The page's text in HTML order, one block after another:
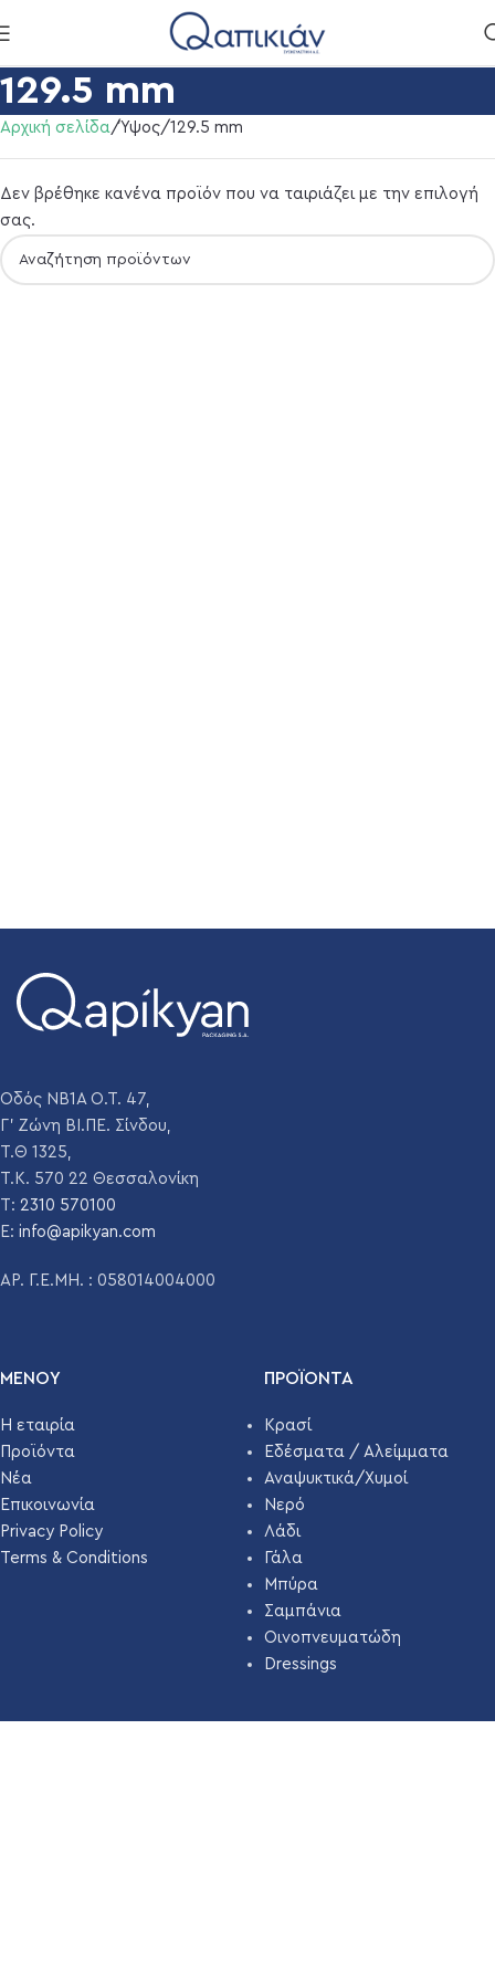
129.5 mm
Αρχική σελίδα Ύψος 129.5 mm
Δεν βρέθηκε κανένα προϊόν που να ταιριάζει με την επιλογή
σας.
Οδός ΝΒ1Α Ο.Τ. 47,
Γ' Ζώνη ΒΙ.ΠΕ. Σίνδου,
Τ.Θ 1325,
Τ.Κ. 570 22 Θεσσαλονίκη
T: 2310 570100
E: info@apikyan.com
ΑΡ. Γ.Ε.ΜΗ. : 058014004000
ΜΕΝΟΥ
Η εταιρία
Προϊόντα
Νέα
Επικοινωνία
Privacy Policy
Terms & Conditions
ΠΡΟΪΌΝΤΑ
Κρασί
Εδέσματα / Αλείμματα
Αναψυκτικά/Χυμοί
Νερό
Λάδι
Γάλα
Μπύρα
Σαμπάνια
Οινοπνευματώδη
Dressings